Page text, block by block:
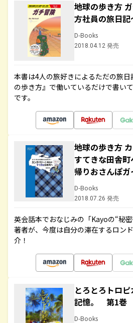
地球の歩き方
方社員の旅日記
D-Books
2018.04.12 発売
本書は4人の旅好きによるただの旅
の歩き方』で働いているだけで書い
です。
地球の歩き方
すてきな田舎
帰りおさんぽ
D-Books
2018.07.26 発売
英会話本でおなじみの「Kayoの“秘
著者が、今度は自分の滞在するロン
介！
とろとろトロ
記憶。 第1巻
D-Books